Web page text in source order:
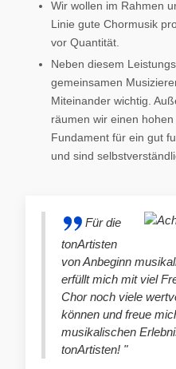
Wir wollen im Rahmen
Linie gute Chormusik
vor Quantität.
Neben diesem
gemeinsamen
Miteinander wichtig.
räumen wir einen
Fundament für ein gut
und sind
Für die
tonArtisten
von Anbeginn
erfüllt mich mit viel
Chor noch viele
können und freue
musikalischen
tonArtisten! "